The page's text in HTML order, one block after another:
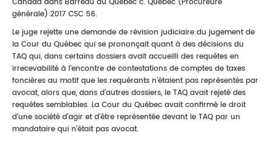
générale) 2017 CSC 56.
Le juge rejette une demande de révision judiciaire du jugement de
la Cour du Québec qui se prononçait quant à des décisions du
TAQ qui, dans certains dossiers avait accueilli des requêtes en
irrecevabilité à l’encontre de contestations de comptes de taxes
foncières au motif que les requérants n’étaient pas représentés par
avocat, alors que, dans d’autres dossiers, le TAQ avait rejeté des
requêtes semblables. La Cour du Québec avait confirmé le droit
d’une société d’agir et d’être représentée devant le TAQ par un
mandataire qui n’était pas avocat.